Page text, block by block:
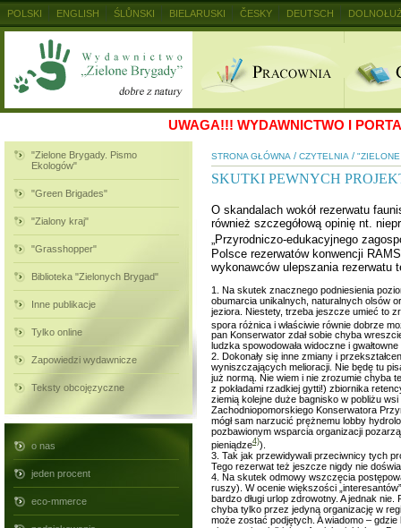
UWAGA!!! WYDAWNICTWO I
"Zielone Brygady. Pismo
Ekologów"
"Green Brigades"
"Zialony kraj"
"Grasshopper"
Biblioteka "Zielonych Brygad"
Inne publikacje
Tylko online
Zapowiedzi wydawnicze
Teksty obcojęzyczne
o nas
jeden procent
eco-mmerce
STRONA GŁÓWNA / CZYTELNIA /
SKUTKI PEWNYCH
O skandalach wokół rezerwatu
również szczegółową opinię nt.
„Przyrodniczo-edukacyjnego
Polsce rezerwatów konwencji
wykonawców ulepszania rezerwatu
1. Na skutek znacznego podniesienia
obumarcia unikalnych, naturalnych olsów
jeziora. Niestety, trzeba jeszcze umieć to
spora różnica i właściwie równie dobrze
pan Konserwator zdał sobie chyba
ludzka spowodowała widoczne i
2. Dokonały się inne zmiany i
wyniszczających melioracji. Nie będę tu
już normą. Nie wiem i nie zrozumie chyba
z pokładami rzadkiej gytti!) zbiornika
ziemią kolejne duże bagnisko w pobliżu
Zachodniopomorskiego Konserwatora
mógł sam narzucić prężnemu lobby
pozbawionym wsparcia organizacji
pieniądze4)).
3. Tak jak przewidywali przeciwnicy tych
Tego rezerwat też jeszcze nigdy nie
4. Na skutek odmowy wszczęcia
ruszy). W ocenie większości
bardzo długi urlop zdrowotny. A jednak
chyba tylko przez jedyną organizację w
może zostać podjętych. A wiadomo –
POLSKI ENGLISH ŚLŮNSKI BIELARUSKI ČESKY DEUTSCH